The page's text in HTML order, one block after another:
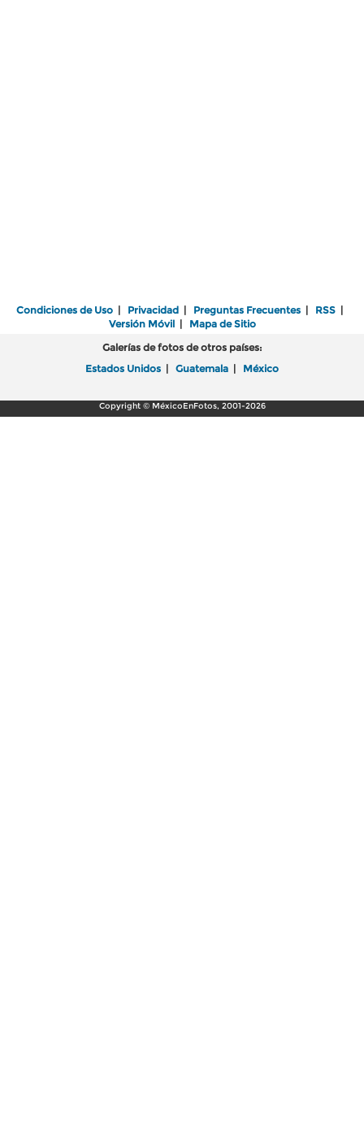
Condiciones de Uso | Privacidad | Preguntas Frecuentes | RSS |
Versión Móvil| Mapa de Sitio
Galerías de fotos de otros países:
Estados Unidos | Guatemala | México
Copyright © MéxicoEnFotos, 2001-2026